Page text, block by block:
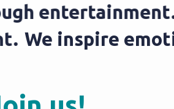
entertainment.
We inspire